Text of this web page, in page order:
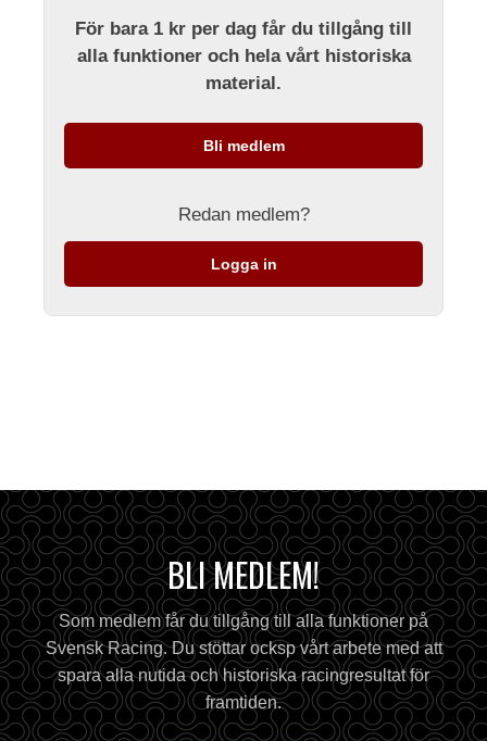
För bara 1 kr per dag får du tillgång till
alla funktioner och hela vårt historiska
material.
Bli medlem
Redan medlem?
Logga in
BLI MEDLEM!
Som medlem får du tillgång till alla funktioner på
Svensk Racing. Du stöttar ocksp vårt arbete med att
spara alla nutida och historiska racingresultat för
framtiden.